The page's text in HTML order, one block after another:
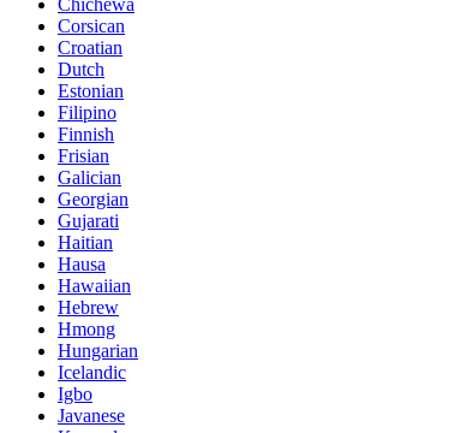
Chichewa
Corsican
Croatian
Dutch
Estonian
Filipino
Finnish
Frisian
Galician
Georgian
Gujarati
Haitian
Hausa
Hawaiian
Hebrew
Hmong
Hungarian
Icelandic
Igbo
Javanese